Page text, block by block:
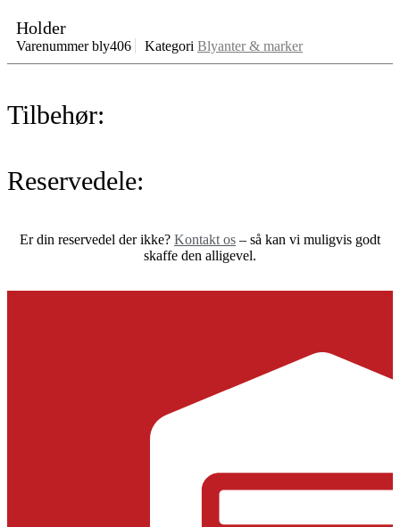
Holder
Varenummerbly406 Kategori Blyanter & marker
Tilbehør:
Reservedele:
Er din reservedel der ikke? Kontakt os – så kan vi muligvis godt
skaffe den alligevel.